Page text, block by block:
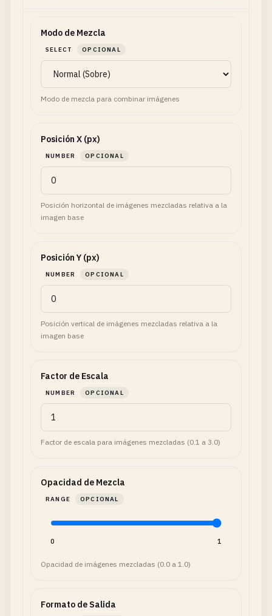
Modo de Mezcla
SELECT OPCIONAL
Modo de mezcla para combinar imágenes
Posición X (px)
NUMBER OPCIONAL
Posición horizontal de imágenes mezcladas relativa a la
imagen base
Posición Y (px)
NUMBER OPCIONAL
Posición vertical de imágenes mezcladas relativa a la
imagen base
Factor de Escala
NUMBER OPCIONAL
Factor de escala para imágenes mezcladas (0.1 a 3.0)
Opacidad de Mezcla
RANGE OPCIONAL
0 1
Opacidad de imágenes mezcladas (0.0 a 1.0)
Formato de Salida